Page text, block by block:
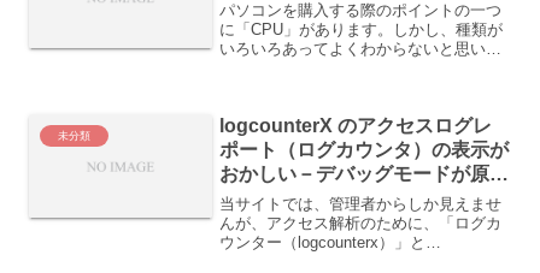
パソコンを購入する際のポイントの一つ
に「CPU」があります。しかし、種類が
いろいろあってよくわからないと思いま
す。分野別さくいん ...
未分類
logcounterX のアクセスログレ
ポート（ログカウンタ）の表示が
おかしい－デバッグモードが原因
でした
当サイトでは、管理者からしか見えませ
んが、アクセス解析のために、「ログカ
ウンター（logcounterx）」と